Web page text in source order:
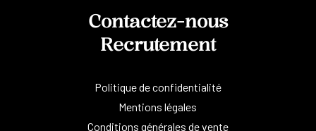
Contactez-nous
Recrutement
Politique de confidentialité
Mentions légales
Conditions générales de vente